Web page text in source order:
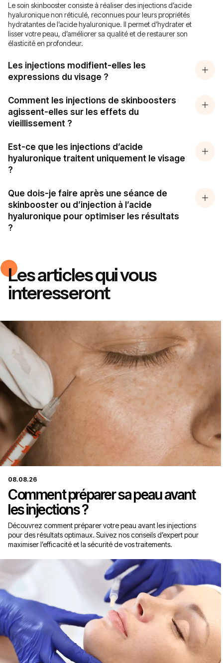
Le soin skinbooster consiste à réaliser des injections d’acide
hyaluronique non réticulé, reconnues pour leurs propriétés
hydratantes de l’acide hyaluronique. Il permet d’hydrater et
lisser votre peau, d’améliorer sa qualité et de restaurer son
élasticité en profondeur.
Les injections modifient-elles les
expressions du visage ?
Comment les injections de skinboosters
agissent-elles sur les effets du
vieillissement ?
Est-ce que les injections d’acide
hyaluronique traitent uniquement le visage
?
Que dois-je faire après une séance de
skinbooster ou d’injection à l’acide
hyaluronique pour optimiser les résultats
?
Les articles qui vous
interesseront
Comment préparer sa peau avant
les injections ?
08.08.26
Découvrez comment préparer votre peau avant les injections
pour des résultats optimaux. Suivez nos conseils d’expert pour
maximiser l’efficacité et la sécurité de vos traitements.